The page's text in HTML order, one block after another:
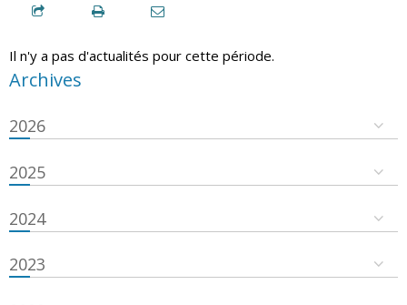
Il n'y a pas d'actualités pour cette période.
Archives
2026
2025
2024
2023